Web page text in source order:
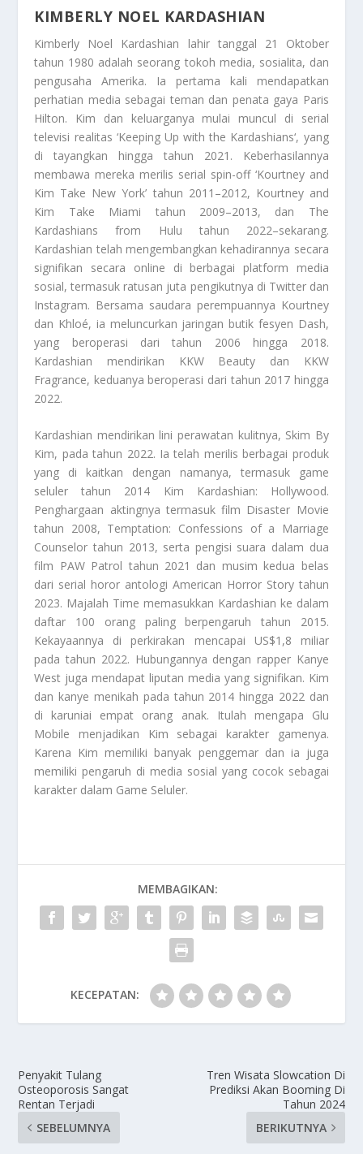
KIMBERLY NOEL KARDASHIAN
Kimberly Noel Kardashian lahir tanggal 21 Oktober
tahun 1980 adalah seorang tokoh media, sosialita, dan
pengusaha Amerika. Ia pertama kali mendapatkan
perhatian media sebagai teman dan penata gaya Paris
Hilton. Kim dan keluarganya mulai muncul di serial
televisi realitas ‘Keeping Up with the Kardashians‘, yang
di tayangkan hingga tahun 2021. Keberhasilannya
membawa mereka merilis serial spin-off ‘Kourtney and
Kim Take New York’ tahun 2011–2012, Kourtney and
Kim Take Miami tahun 2009–2013, dan The
Kardashians from Hulu tahun 2022–sekarang.
Kardashian telah mengembangkan kehadirannya secara
signifikan secara online di berbagai platform media
sosial, termasuk ratusan juta pengikutnya di Twitter dan
Instagram. Bersama saudara perempuannya Kourtney
dan Khloé, ia meluncurkan jaringan butik fesyen Dash,
yang beroperasi dari tahun 2006 hingga 2018.
Kardashian mendirikan KKW Beauty dan KKW
Fragrance, keduanya beroperasi dari tahun 2017 hingga
2022.
Kardashian mendirikan lini perawatan kulitnya, Skim By
Kim, pada tahun 2022. Ia telah merilis berbagai produk
yang di kaitkan dengan namanya, termasuk game
seluler tahun 2014 Kim Kardashian: Hollywood.
Penghargaan aktingnya termasuk film Disaster Movie
tahun 2008, Temptation: Confessions of a Marriage
Counselor tahun 2013, serta pengisi suara dalam dua
film PAW Patrol tahun 2021 dan musim kedua belas
dari serial horor antologi American Horror Storytahun
2023. Majalah Time memasukkan Kardashian ke dalam
daftar 100 orang paling berpengaruh tahun 2015.
Kekayaannya di perkirakan mencapai US$1,8 miliar
pada tahun 2022. Hubungannya dengan rapper Kanye
West juga mendapat liputan media yang signifikan. Kim
dan kanye menikah pada tahun 2014 hingga 2022 dan
di karuniai empat orang anak. Itulah mengapa Glu
Mobile menjadikan Kim sebagai karakter gamenya.
Karena Kim memiliki banyak penggemar dan ia juga
memiliki pengaruh di media sosial yang cocok sebagai
karakter dalam Game Seluler.
MEMBAGIKAN:
KECEPATAN:
Penyakit Tulang
Osteoporosis Sangat
Rentan Terjadi
SEBELUMNYA
Tren Wisata Slowcation Di
Prediksi Akan Booming Di
Tahun 2024
BERIKUTNYA